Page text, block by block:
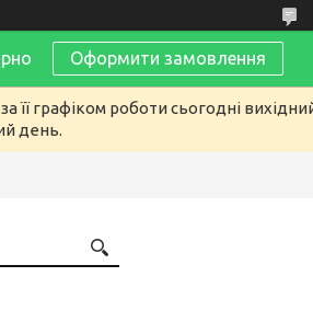
Оформити замовлення
графіком роботи сьогодні
день.